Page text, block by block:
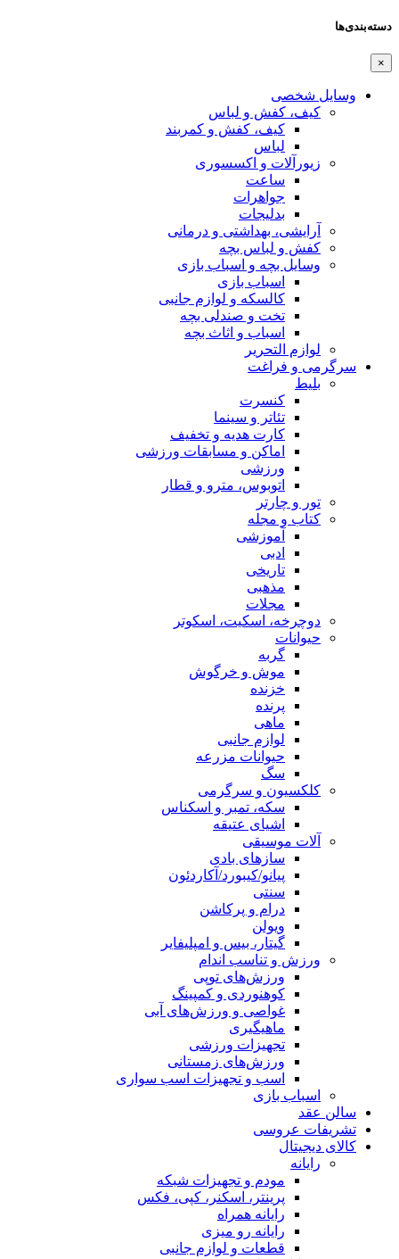
دسته‌بندی‌ها
×
وسایل شخصی
کیف، کفش و لباس
کیف، کفش و کمربند
لباس
زیورآلات و اکسسوری
ساعت
جواهرات
بدلیجات
آرایشی، بهداشتی و درمانی
کفش و لباس بچه
وسایل بچه و اسباب بازی
اسباب بازی
کالسکه و لوازم جانبی
تخت و صندلی بچه
اسباب و اثاث بچه
لوازم التحریر
سرگرمی و فراغت
بلیط
کنسرت
تئاتر و سینما
کارت هدیه و تخفیف
اماکن و مسابقات ورزشی
ورزشی
اتوبوس، مترو و قطار
تور و چارتر
کتاب و مجله
آموزشی
ادبی
تاریخی
مذهبی
مجلات
دوچرخه، اسکیت، اسکوتر
حیوانات
گربه
موش و خرگوش
خزنده
پرنده
ماهی
لوازم جانبی
حیوانات مزرعه
سگ
کلکسیون و سرگرمی
سکه، تمبر و اسکناس
اشیای عتیقه
آلات موسیقی
سازهای بادی
پیانو/کیبورد/آکاردئون
سنتی
درام و پرکاشن
ویولن
گیتار، بیس و امپلیفایر
ورزش و تناسب اندام
ورزش‌های توپی
کوهنوردی و کمپینگ
غواصی و ورزش‌های آبی
ماهیگیری
تجهیزات ورزشی
ورزش‌های زمستانی
اسب و تجهیزات اسب سواری
اسباب‌ بازی
سالن عقد
تشریفات عروسی
کالای دیجیتال
رایانه
مودم و تجهیزات شبکه
پرینتر، اسکنر، کپی، فکس
رایانه همراه
رایانه رو میزی
قطعات و لوازم جانبی